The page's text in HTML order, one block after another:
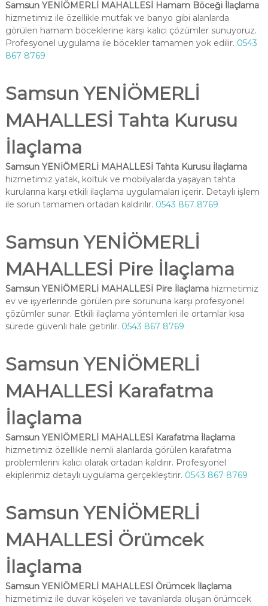
Samsun YENİÖMERLİ MAHALLESİ Hamam Böceği İlaçlama
hizmetimiz ile özellikle mutfak ve banyo gibi alanlarda
görülen hamam böceklerine karşı kalıcı çözümler sunuyoruz.
Profesyonel uygulama ile böcekler tamamen yok edilir. 0543
867 8769
Samsun YENİÖMERLİ
MAHALLESİ Tahta Kurusu
İlaçlama
Samsun YENİÖMERLİ MAHALLESİ Tahta Kurusu İlaçlama
hizmetimiz yatak, koltuk ve mobilyalarda yaşayan tahta
kurularına karşı etkili ilaçlama uygulamaları içerir. Detaylı işlem
ile sorun tamamen ortadan kaldırılır. 0543 867 8769
Samsun YENİÖMERLİ
MAHALLESİ Pire İlaçlama
Samsun YENİÖMERLİ MAHALLESİ Pire İlaçlamahizmetimiz
ev ve işyerlerinde görülen pire sorununa karşı profesyonel
çözümler sunar. Etkili ilaçlama yöntemleri ile ortamlar kısa
sürede güvenli hale getirilir. 0543 867 8769
Samsun YENİÖMERLİ
MAHALLESİ Karafatma
İlaçlama
Samsun YENİÖMERLİ MAHALLESİ Karafatma İlaçlama
hizmetimiz özellikle nemli alanlarda görülen karafatma
problemlerini kalıcı olarak ortadan kaldırır. Profesyonel
ekiplerimiz detaylı uygulama gerçekleştirir. 0543 867 8769
Samsun YENİÖMERLİ
MAHALLESİ Örümcek
İlaçlama
Samsun YENİÖMERLİ MAHALLESİ Örümcek İlaçlama
hizmetimiz ile duvar köşeleri ve tavanlarda oluşan örümcek